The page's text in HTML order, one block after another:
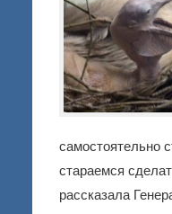
самостоятельно
стараемся
рассказала